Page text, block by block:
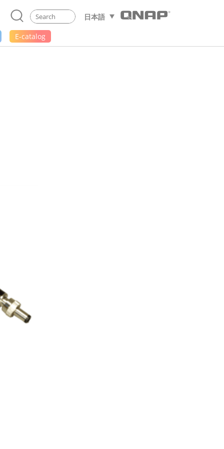
日本語
E-catalog